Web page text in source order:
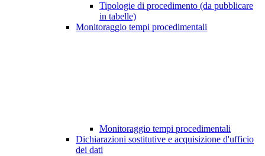
Tipologie di procedimento (da pubblicare
in tabelle)
Monitoraggio tempi procedimentali
Monitoraggio tempi procedimentali
Dichiarazioni sostitutive e acquisizione d'ufficio
dei dati